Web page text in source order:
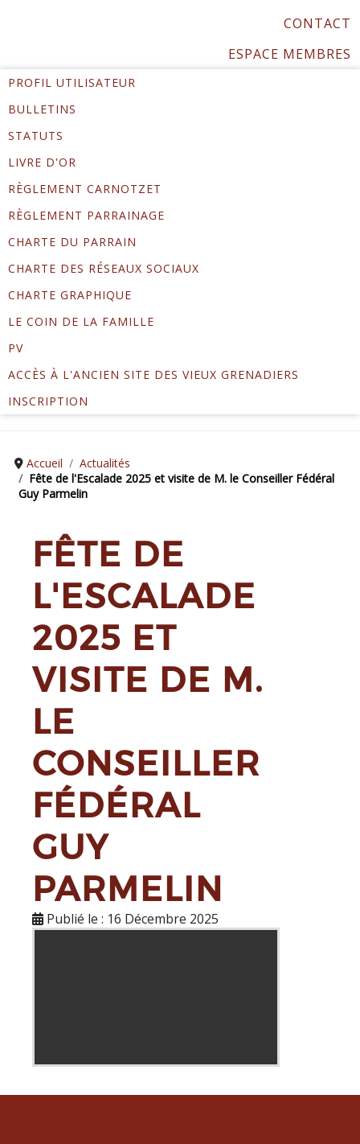
CONTACT
ESPACE MEMBRES
PROFIL UTILISATEUR
BULLETINS
STATUTS
LIVRE D'OR
RÈGLEMENT CARNOTZET
RÈGLEMENT PARRAINAGE
CHARTE DU PARRAIN
CHARTE DES RÉSEAUX SOCIAUX
CHARTE GRAPHIQUE
LE COIN DE LA FAMILLE
PV
ACCÈS À L'ANCIEN SITE DES VIEUX GRENADIERS
INSCRIPTION
Accueil
Actualités
Fête de l'Escalade 2025 et visite de M. le Conseiller Fédéral
Guy Parmelin
FÊTE DE
L'ESCALADE
2025 ET
VISITE DE M.
LE
CONSEILLER
FÉDÉRAL
GUY
PARMELIN
Publié le : 16 Décembre 2025